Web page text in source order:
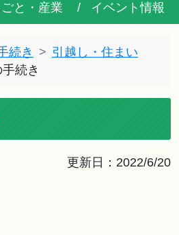
ごと・産業 イベント情報
続き
引越し・住まい
続き
更新日：2022/6/20